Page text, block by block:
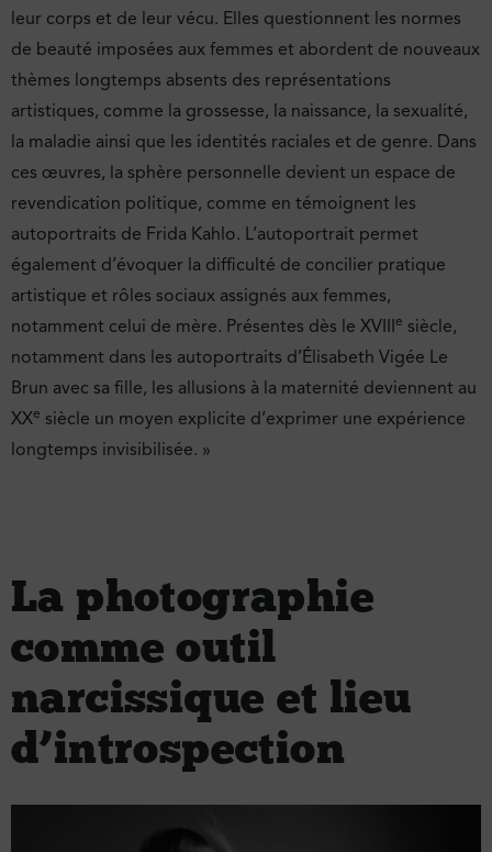
leur corps et de leur vécu. Elles questionnent les normes
de beauté imposées aux femmes et abordent de nouveaux
thèmes longtemps absents des représentations
artistiques, comme la grossesse, la naissance, la sexualité,
la maladie ainsi que les identités raciales et de genre. Dans
ces œuvres, la sphère personnelle devient un espace de
revendication politique, comme en témoignent les
autoportraits de Frida Kahlo. L’autoportrait permet
également d’évoquer la difficulté de concilier pratique
artistique et rôles sociaux assignés aux femmes,
notamment celui de mère. Présentes dès le XVIIIe siècle,
notamment dans les autoportraits d’Élisabeth Vigée Le
Brun avec sa fille, les allusions à la maternité deviennent au
XXe siècle un moyen explicite d’exprimer une expérience
longtemps invisibilisée. »
La photographie
comme outil
narcissique et lieu
d’introspection